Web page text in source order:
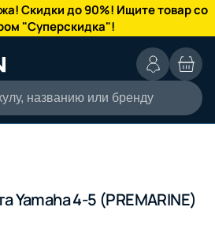
Скидки до 90%! Ищите товар со
"Суперскидка"!
названию или бренду
Yamaha 4-5 (PREMARINE)